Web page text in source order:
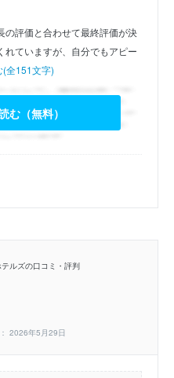
の評価と合わせて最終評価が決
れていますが、自分でもアピー
(全151文字)
む（無料）
ルズの口コミ・評判
2026年5月29日